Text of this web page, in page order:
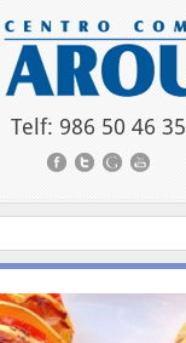
Telf: 986 50 46 35